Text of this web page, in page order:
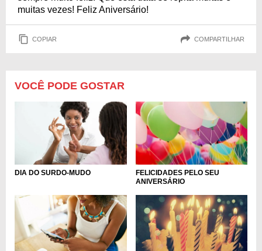
muitas vezes! Feliz Aniversário!
COPIAR COMPARTILHAR
VOCÊ PODE GOSTAR
DIA DO SURDO-MUDO
FELICIDADES PELO SEU
ANIVERSÁRIO